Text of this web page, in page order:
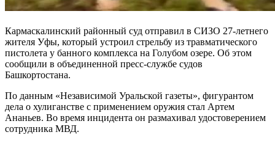
Кармаскалинский районный суд отправил в СИЗО 27-летнего
жителя Уфы, который устроил стрельбу из травматического
пистолета у банного комплекса на Голубом озере. Об этом
сообщили в объединенной пресс-службе судов
Башкортостана.
По данным «Независимой Уральской газеты», фигурантом
дела о хулиганстве с применением оружия стал Артем
Ананьев. Во время инцидента он размахивал удостоверением
сотрудника МВД.